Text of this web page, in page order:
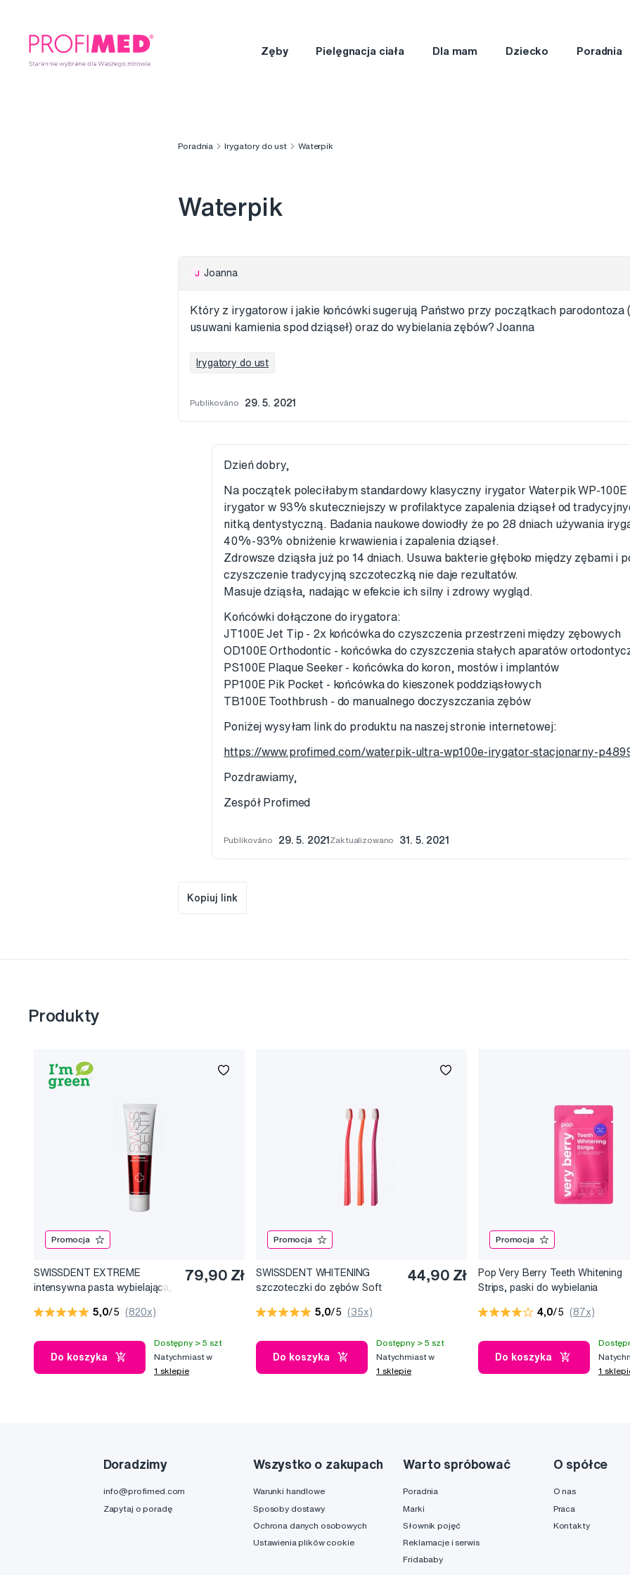
Zęby Pielęgnacja ciała Dla mam Dziecko Poradnia
Poradnia Irygatory do ust Waterpik
Waterpik
J Joanna
Który z irygatorow i jakie końcówki sugerują Państwo przy początkach parodontoza
usuwani kamienia spod dziąseł) oraz do wybielania zębów? Joanna
Irygatory do ust
Publikováno 29. 5. 2021
Dzień dobry,
Na początek poleciłabym standardowy klasyczny irygator Waterpik WP-100E
irygator w 93% skuteczniejszy w profilaktyce zapalenia dziąseł od
nitką dentystyczną. Badania naukowe dowiodły że po 28 dniach używania
40%-93% obniżenie krwawienia i zapalenia dziąseł.
Zdrowsze dziąsła już po 14 dniach. Usuwa bakterie głęboko między zębami i
czyszczenie tradycyjną szczoteczką nie daje rezultatów.
Masuje dziąsła, nadając w efekcie ich silny i zdrowy wygląd.
Końcówki dołączone do irygatora:
JT100E Jet Tip - 2x końcówka do czyszczenia przestrzeni między zębowych
OD100E Orthodontic - końcówka do czyszczenia stałych aparatów
PS100E Plaque Seeker - końcówka do koron, mostów i implantów
PP100E Pik Pocket - końcówka do kieszonek poddziąsłowych
TB100E Toothbrush - do manualnego doczyszczania zębów
Poniżej wysyłam link do produktu na naszej stronie internetowej:
https://www.profimed.com/waterpik-ultra-wp100e-irygator-stacjonarny-
Pozdrawiamy,
Zespół Profimed
Publikováno 29. 5. 2021 Zaktualizowano 31. 5. 2021
Kopiuj link
Produkty
Promocja
SWISSDENT EXTREME
intensywna pasta wybielająca,
79,90 Zł
5,0/5 (820x)
Do koszyka
Dostępny > 5 szt
Natychmiast w
1 sklepie
Promocja
SWISSDENT WHITENING
szczoteczki do zębów Soft
44,90 Zł
5,0/5 (35x)
Do koszyka
Dostępny > 5 szt
Natychmiast w
1 sklepie
Promocja
Pop Very Berry Teeth Whitening
Strips, paski do wybielania
4,0/5 (87x)
Do koszyka
1
Doradzimy
info@profimed.com
Zapytaj o poradę
Wszystko o zakupach
Warunki handlowe
Sposoby dostawy
Ochrona danych osobowych
Ustawienia plików cookie
Warto spróbować
Poradnia
Marki
Słownik pojęć
Reklamacje i serwis
Fridababy
O spółce
O nas
Praca
Kontakty